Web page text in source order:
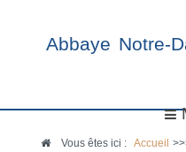
Abbaye Notre-
Vous êtes ici :Accueil